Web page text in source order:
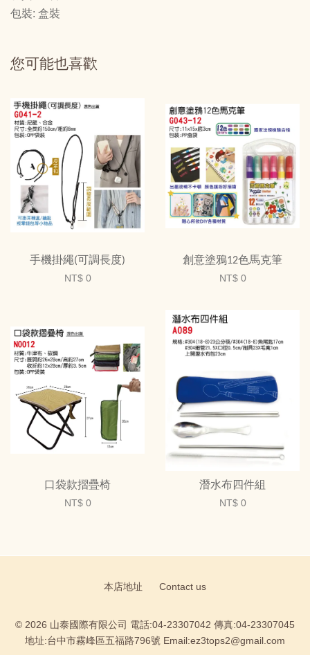
包裝: 盒裝
您可能也喜歡
手機掛繩(可調長度)
NT$ 0
創意塗鴉12色馬克筆
NT$ 0
口袋款摺疊椅
NT$ 0
潛水布四件組
NT$ 0
本店地址 Contact us
© 2026 山泰國際有限公司 電話:04-23307042 傳真:04-23307045
地址:台中市霧峰區五福路796號 Email:ez3tops2@gmail.com